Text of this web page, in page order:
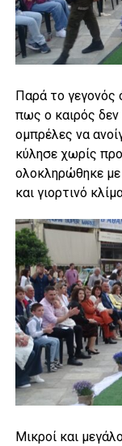
Παρά το γεγονός
πως ο καιρός
ομπρέλες να
κύλησε χωρίς
ολοκληρώθηκε με
και γιορτινό
Μικροί και